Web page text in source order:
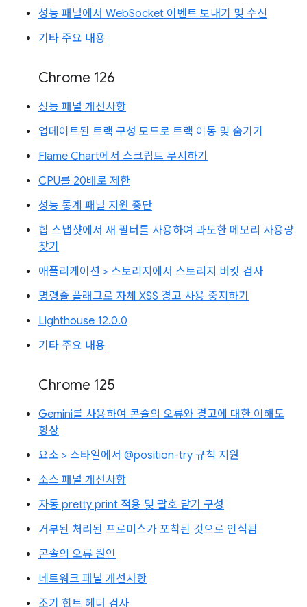
성능 패널에서 WebSocket 이벤트 보내기 및 수신
기타 주요 내용
Chrome 126
성능 패널 개선사항
업데이트된 트랙 구성 모드로 트랙 이동 및 숨기기
Flame Chart에서 스크립트 무시하기
CPU를 20배로 제한
성능 통계 패널 지원 중단
힙 스냅샷에서 새 필터를 사용하여 과도한 메모리 사용량
찾기
애플리케이션 > 스토리지에서 스토리지 버킷 검사
명령줄 플래그로 자체 XSS 경고 사용 중지하기
Lighthouse 12.0.0
기타 주요 내용
Chrome 125
Gemini를 사용하여 콘솔의 오류와 경고에 대한 이해도
향상
요소 > 스타일에서 @position-try 규칙 지원
소스 패널 개선사항
자동 pretty print 적용 및 괄호 닫기 구성
거부된 처리된 프로미스가 포착된 것으로 인식됨
콘솔의 오류 원인
네트워크 패널 개선사항
조기 힌트 헤더 검사